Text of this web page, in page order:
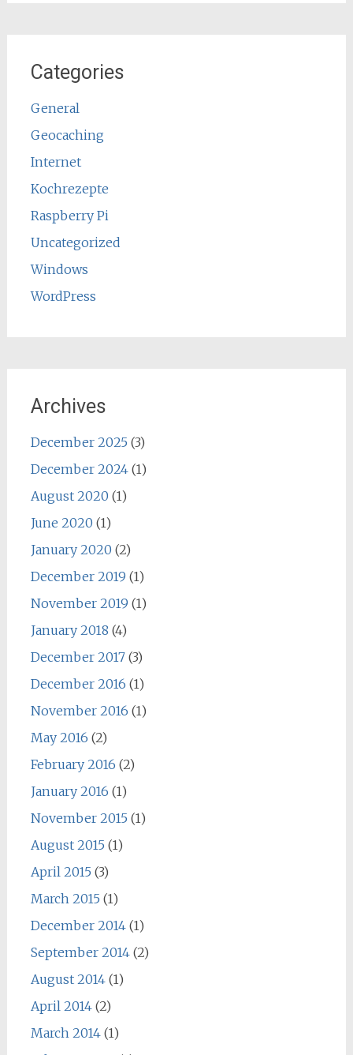
Categories
General
Geocaching
Internet
Kochrezepte
Raspberry Pi
Uncategorized
Windows
WordPress
Archives
December 2025 (3)
December 2024(1)
August 2020 (1)
June 2020 (1)
January 2020 (2)
December 2019 (1)
November 2019 (1)
January 2018 (4)
December 2017(3)
December 2016 (1)
November 2016 (1)
May 2016 (2)
February 2016 (2)
January 2016 (1)
November 2015 (1)
August 2015 (1)
April 2015 (3)
March 2015 (1)
December 2014(1)
September 2014(2)
August 2014(1)
April 2014(2)
March 2014(1)